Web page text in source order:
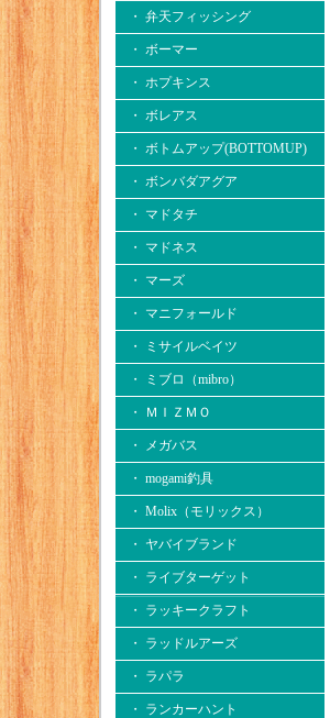
・ 弁天フィッシング
・ ボーマー
・ ホプキンス
・ ボレアス
・ ボトムアップ(BOTTOMUP)
・ ボンバダアグア
・ マドタチ
・ マドネス
・ マーズ
・ マニフォールド
・ ミサイルベイツ
・ ミブロ（mibro）
・ ＭＩＺＭＯ
・ メガバス
・ mogami釣具
・ Molix（モリックス）
・ ヤバイブランド
・ ライブターゲット
・ ラッキークラフト
・ ラッドルアーズ
・ ラパラ
・ ランカーハント